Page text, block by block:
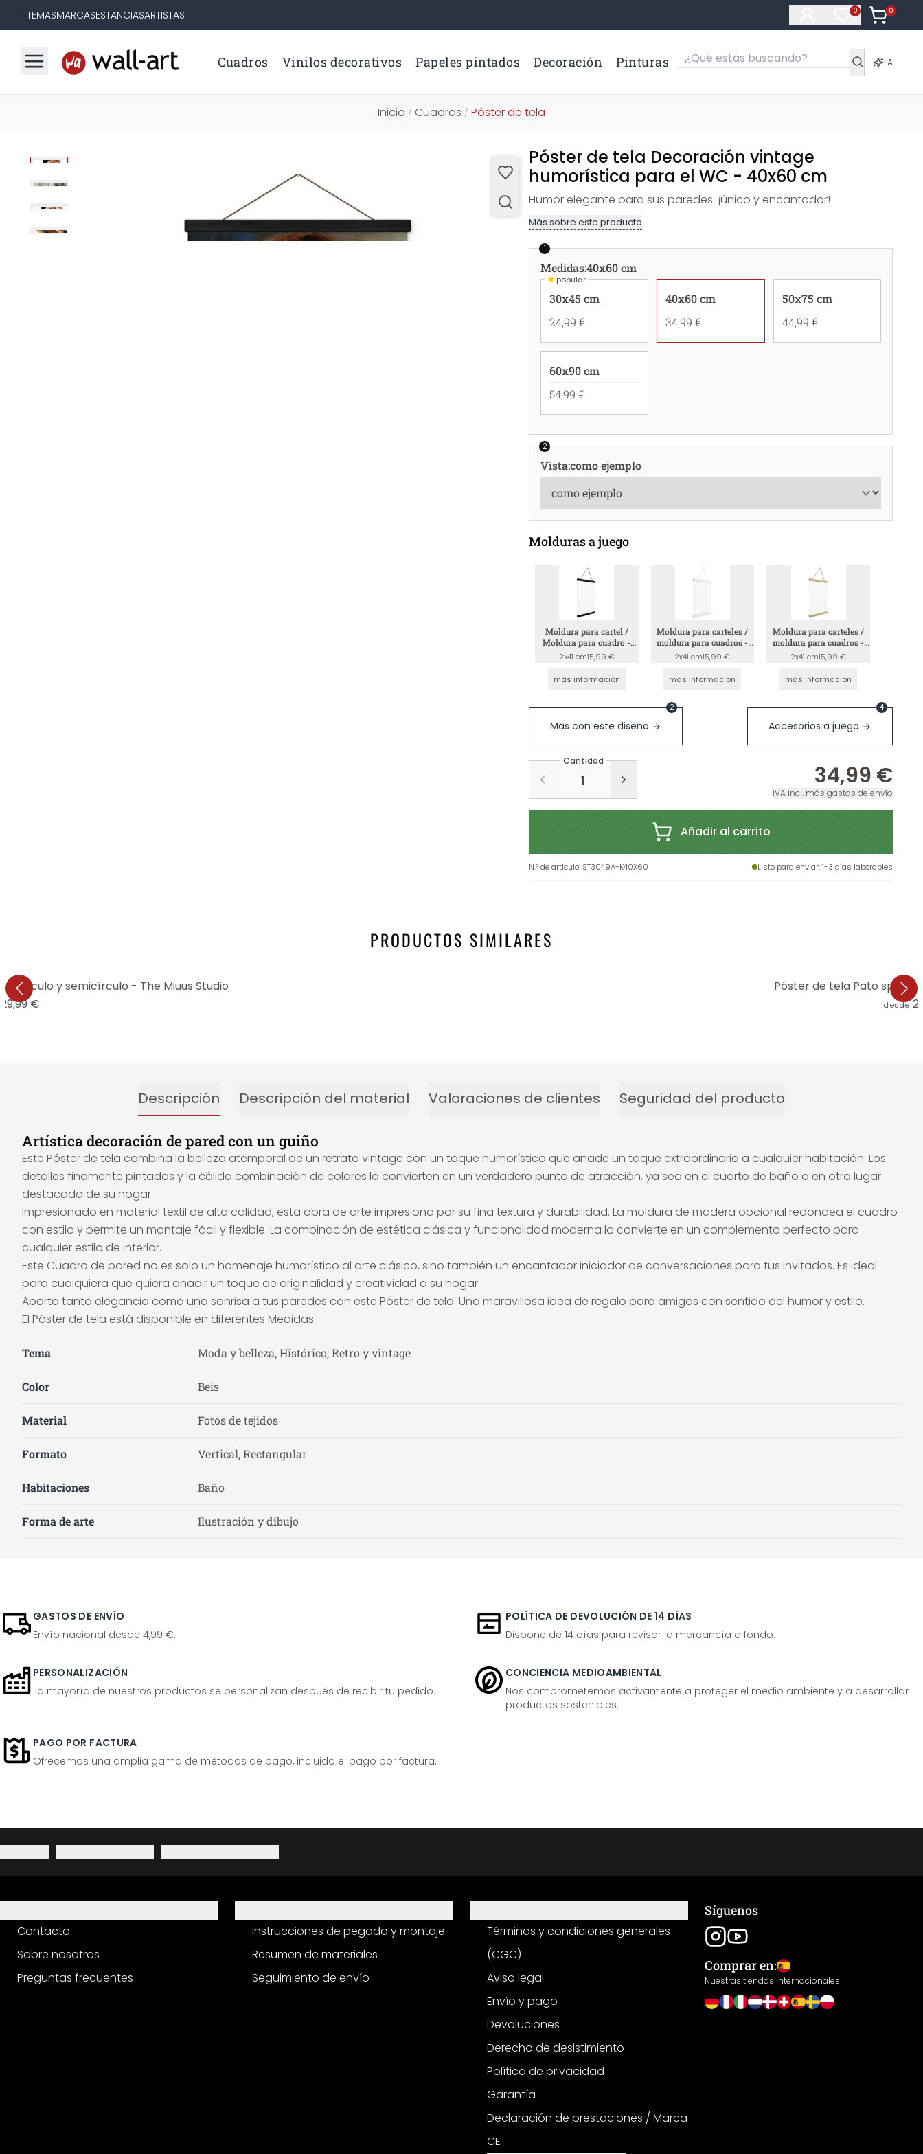
TEMASMARCASESTANCIASARTISTAS 0
Artículos en
0
Artículos
Cuadros Vinilos decorativos Papeles pintados Decoración Pinturas IA
Inicio / Cuadros / Póster de tela
Póster de tela Decoración vintage
humorística para el WC - 40x60 cm
Humor elegante para sus paredes: ¡único y encantador!
Más sobre este producto
1
Medidas:40x60 cm
★popular
30x45 cm
24,99 €
40x60 cm
34,99 €
50x75 cm
44,99 €
60x90 cm
54,99 €
2
Vista:como ejemplo
Molduras a juego
Moldura para cartel /
Moldura para cuadro -
Negro
2x41 cm15,99 €
más información
Moldura para carteles /
moldura para cuadros -
blanco
2x41 cm15,99 €
más información
Moldura para carteles /
moldura para cuadros -
madera
2x41 cm15,99 €
más información
Más con este diseño
2
Accesorios a juego
4
Cantidad
34,99 €
IVA incl. más gastos de envío
Añadir al carrito
N.º de artículo: ST3049A-K40X60 Listo para enviar: 1-3 días laborables
PRODUCTOS SIMILARES
círculo y semicírculo - The Miuus Studio
29,99 €
Póster de tela Pato spa
desde
Descripción Descripción del material Valoraciones de clientes Seguridad del producto
Artística decoración de pared con un guiño
Este Póster de tela combina la belleza atemporal de un retrato vintage con un toque humorístico que añade un toque extraordinario a cualquier habitación. Los
detalles finamente pintados y la cálida combinación de colores lo convierten en un verdadero punto de atracción, ya sea en el cuarto de baño o en otro lugar
destacado de su hogar.
Impresionado en material textil de alta calidad, esta obra de arte impresiona por su fina textura y durabilidad. La moldura de madera opcional redondea el cuadro
con estilo y permite un montaje fácil y flexible. La combinación de estética clásica y funcionalidad moderna lo convierte en un complemento perfecto para
cualquier estilo de interior.
Este Cuadro de pared no es solo un homenaje humorístico al arte clásico, sino también un encantador iniciador de conversaciones para tus invitados. Es ideal
para cualquiera que quiera añadir un toque de originalidad y creatividad a su hogar.
Aporta tanto elegancia como una sonrisa a tus paredes con este Póster de tela. Una maravillosa idea de regalo para amigos con sentido del humor y estilo.
El Póster de tela está disponible en diferentes Medidas.
Tema Moda y belleza, Histórico, Retro y vintage
Color Beis
Material Fotos de tejidos
Formato Vertical, Rectangular
Habitaciones Baño
Forma de arte Ilustración y dibujo
GASTOS DE ENVÍO
Envío nacional desde 4,99 €.
POLÍTICA DE DEVOLUCIÓN DE 14 DÍAS
Dispone de 14 días para revisar la mercancía a fondo.
PERSONALIZACIÓN
La mayoría de nuestros productos se personalizan después de recibir tu pedido.
CONCIENCIA MEDIOAMBIENTAL
Nos comprometemos activamente a proteger el medio ambiente y a desarrollar
productos sostenibles.
PAGO POR FACTURA
Ofrecemos una amplia gama de métodos de pago, incluido el pago por factura.
· ·
Contacto
Sobre nosotros
Preguntas frecuentes
Instrucciones de pegado y montaje
Resumen de materiales
Seguimiento de envío
Términos y condiciones generales
(CGC)
Aviso legal
Envío y pago
Devoluciones
Derecho de desistimiento
Política de privacidad
Garantía
Declaración de prestaciones / Marca
CE
Síguenos
Comprar en:
Nuestras tiendas internacionales